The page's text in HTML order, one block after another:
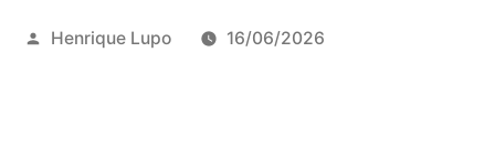
Publicado
Henrique Lupo 16/06/2026